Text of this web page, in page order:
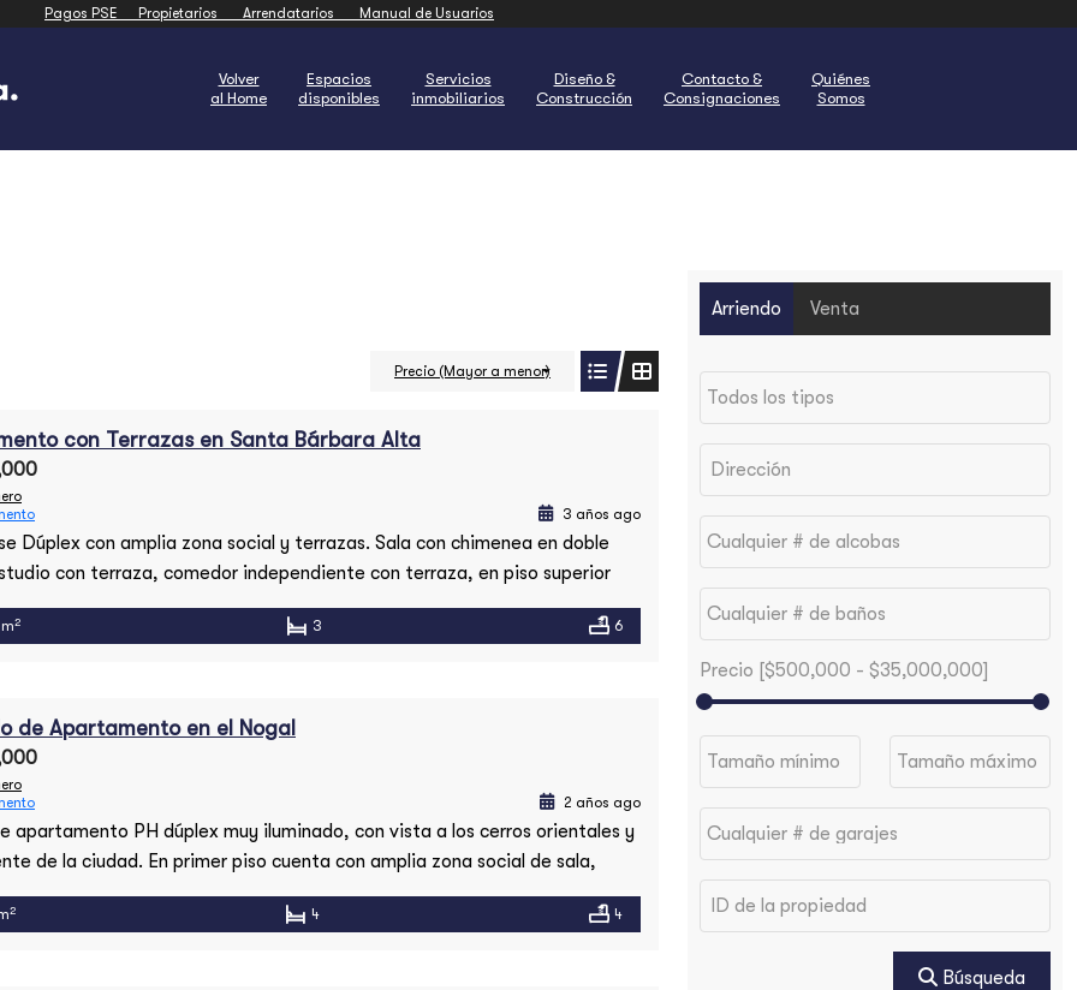
Pagos PSE Propietarios Arrendatarios Manual de Usuarios
Volver
al Home
Espacios
disponibles
Servicios
inmobiliarios
Diseño &
Construcción
Contacto &
Consignaciones
Quiénes
Somos
Precio (Mayor a menor)
con Terrazas en Santa Bárbara Alta
3 años ago
Dúplex con amplia zona social y terrazas. Sala con chimenea en doble
con terraza, comedor independiente con terraza, en piso superior
con chimenea y terraza con vista a la ciudad. Tres alcobas cada una con
de cuarta alcoba con baño. Pisos en madera natural en zona
2 3 6
de Apartamento en el Nogal
2 años ago
apartamento PH dúplex muy iluminado, con vista a los cerros orientales y
de la ciudad. En primer piso cuenta con amplia zona social de sala,
con balcón y estudio independiente. Cocina amplia, lavandería, cuarto y
servicio. Un área de alcobas con dos alcobas que comparten baño y una
2 4 4
Arriendo Venta
Precio [$500,000 - $35,000,000]
Búsqueda